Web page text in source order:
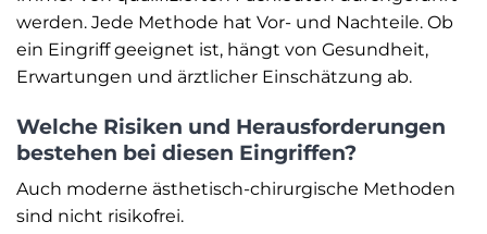
werden. Jede Methode hat Vor- und Nachteile. Ob
ein Eingriff geeignet ist, hängt von Gesundheit,
Erwartungen und ärztlicher Einschätzung ab.
Welche Risiken und Herausforderungen
bestehen bei diesen Eingriffen?
Auch moderne ästhetisch-chirurgische Methoden
sind nicht risikofrei.